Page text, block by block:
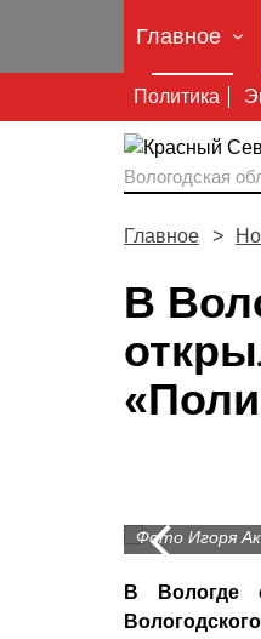
Главное
Политика
Вологодская
Главное
В
Фото Игоря
В Вологде